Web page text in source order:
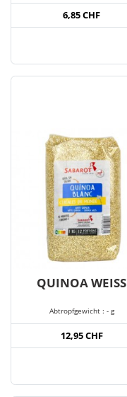
6,85 CHF
QUINOA WEISS
Abtropfgewicht : - g
12,95 CHF